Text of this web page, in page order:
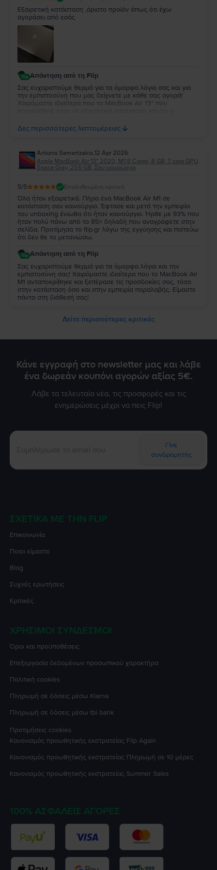
Εξαιρετική κατάσταση ,άριστο προϊόν όπως ότι έχω
αγοράσει από εσάς
Απάντηση από τη Flip
Σας ευχαριστούμε θερμά για τα όμορφα λόγια σας και για
την εμπιστοσύνη που μας δείχνετε με κάθε σας αγορά!
Χαιρόμαστε ιδιαίτερα που το MacBook Air 13″ που
σας. Η διαχρονική σας προτίμηση είναι η μεγαλύτερη
επιβράβευση για την ομάδα μας. Θα χαρούμε να σας
Δες περισσότερες λεπτομέρειες
Antonis Semertzakis,12 Apr 2026
Apple MacBook Air 13″ 2020, M1 8 Cores, 8 GB, 7 core GPU,
Space Gray, 256 GB, Σαν καινούργιο
5/5 Επαληθευμένη κριτική
Όλα ήταν εξαιρετικά. Πήρα ένα MacBook Air M1 σε
κατάσταση σαν καινούργιο. Έφτασε και μετά την εμπειρία
του unboxing ένιωθα ότι ήταν καινούργιο. Ήρθε με 93% που
ήταν πολύ πάνω από το 85> δηλαδή που αναγράφετε στην
σελίδα. Προτίμησα το flip.gr λόγω της εγγύησης και πιστεύω
ότι δεν θε το μετανιώσω.
Απάντηση από τη Flip
Σας ευχαριστούμε θερμά για τα όμορφα λόγια και την
εμπιστοσύνη σας! Χαιρόμαστε ιδιαίτερα που το MacBook Air
M1 ανταποκρίθηκε και ξεπέρασε τις προσδοκίες σας, τόσο
στην κατάσταση όσο και στην εμπειρία παραλαβής. Είμαστε
πάντα στη διάθεσή σας!
Δείτε περισσότερες κριτικές
Κάνε εγγραφή στο newsletter μας και λάβε
ένα δωρεάν κουπόνι αγορών αξίας 5€.
Λάβε τα τελευταία νέα, τις προσφορές και τις
ενημερώσεις μέχρι να πεις Flip!
Γίνε
συνδρομητής
ΣΧΕΤΙΚΆ ΜΕ ΤΗΝ FLIP
Επικοινωνία
Ποιοι είμαστε
Blog
Συχνές ερωτήσεις
Κριτικές
ΧΡΉΣΙΜΟΙ ΣΎΝΔΕΣΜΟΙ
Όροι και προϋποθέσεις
Επεξεργασία δεδομένων προσωπικού χαρακτήρα
Πολιτική cookies
Πληρωμή σε δόσεις μέσω Klarna
Πληρωμή σε δόσεις μέσω tbi bank
Προτιμήσεις cookies
Κανονισμός προωθητικής εκστρατείας Flip Again
Κανονισμός προωθητικής εκστρατείας Πληρωμή σε 10 μέρες
Κανονισμός προωθητικής εκστρατείας Summer Sales
100% ΑΣΦΑΛΕΊΣ ΑΓΟΡΈΣ